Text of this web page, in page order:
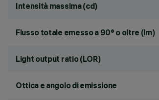
Intensità massima (cd)
Flusso totale emesso a 90° o oltre (lm)
Light output ratio (LOR)
Ottica e angolo di emissione